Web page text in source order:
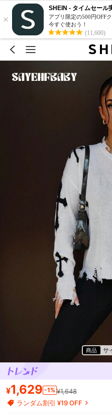
×
SHEIN - タイムセール
アプリ限定の500円OFF
今すぐ使おう！
(11,600)
商品 サ
¥1,629 -1% ¥1,648
ランダム割引 ¥19 OFF